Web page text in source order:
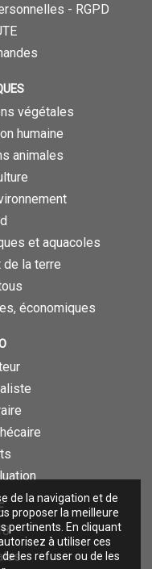
de la navigation et de
proposer la meilleure
pertinents. En cliquant
à utiliser ces
les refuser ou de les
- RGPD
végétales
humaine
animales
et aquacoles
la terre
économiques